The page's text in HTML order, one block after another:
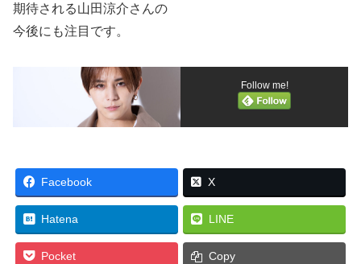
期待される山田涼介さんの
今後にも注目です。
Follow me!
Facebook X
Hatena LINE
Pocket Copy